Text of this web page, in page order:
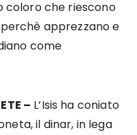
coloro che riescono
apprezzano e
come
– L’Isis ha coniato
il dinar, in lega